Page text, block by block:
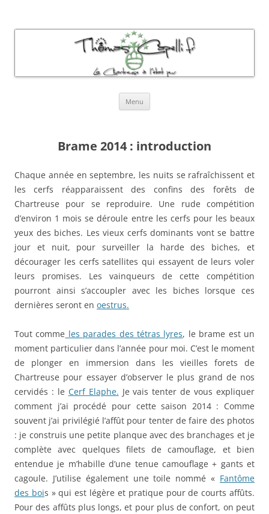
Menu
Brame 2014 : introduction
Chaque année en septembre, les nuits se rafraîchissent et
les cerfs réapparaissent des confins des forêts de
Chartreuse pour se reproduire. Une rude compétition
d’environ 1 mois se déroule entre les cerfs pour les beaux
yeux des biches. Les vieux cerfs dominants vont se battre
jour et nuit, pour surveiller la harde des biches, et
décourager les cerfs satellites qui essayent de leurs voler
leurs promises. Les vainqueurs de cette compétition
pourront ainsi s’accoupler avec les biches lorsque ces
dernières seront en oestrus.
Tout comme les parades des tétras lyres, le brame est un
moment particulier dans l’année pour moi. C’est le moment
de plonger en immersion dans les vieilles forets de
Chartreuse pour essayer d’observer le plus grand de nos
cervidés : le Cerf Elaphe. Je vais tenter de vous expliquer
comment j’ai procédé pour cette saison 2014 : Comme
souvent j’ai privilégié l’affût pour tenter de faire des photos
: je construis une petite planque avec des branchages et je
complète avec quelques filets de camouflage, et bien
entendue je m’habille d’une tenue camouflage + gants et
cagoule. J’utilise également une toile nommé « Fantôme
des bois » qui est légère et pratique pour de courts affûts.
Pour des affûts plus longs, et pour plus de confort, on peut